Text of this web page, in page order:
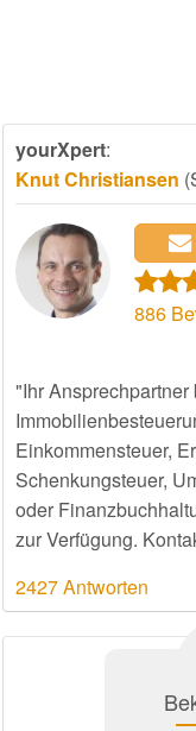
yourXpert:
Knut Christiansen
886
"Ihr Ansprechpartner
Einkommensteuer,
Schenkungsteuer,
oder
zur Verfügung.
2427 Antworten